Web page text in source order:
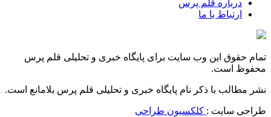
درباره قلم پرس
ارتباط با ما
تمام حقوق این وب سایت برای پایگاه خبری و تحلیلی قلم پرس
محفوظ است.
نشر مطالب با ذکر نام پایگاه خبری و تحلیلی قلم پرس بلامانع است.
طراحی سایت : کلکسیون طراحی